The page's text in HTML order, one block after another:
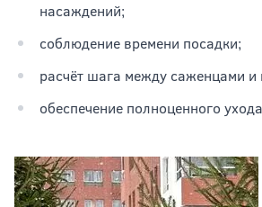
насаждений;
соблюдение времени посадки;
расчёт шага между саженцами и
обеспечение полноценного